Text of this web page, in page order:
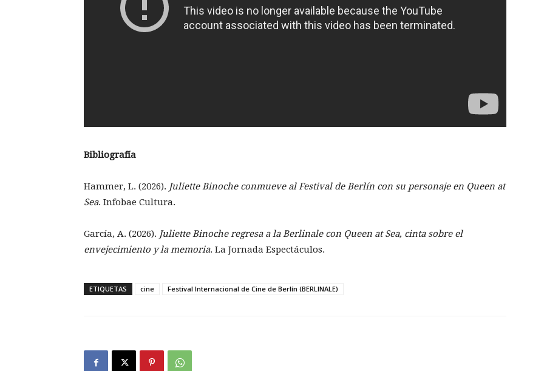
Bibliografía
Hammer, L. (2026). Juliette Binoche conmueve al Festival de Berlín con su personaje en Queen at
Sea. Infobae Cultura.
García, A. (2026). Juliette Binoche regresa a la Berlinale con Queen at Sea, cinta sobre el
envejecimiento y la memoria. La Jornada Espectáculos.
ETIQUETAS cine Festival Internacional de Cine de Berlín (BERLINALE)